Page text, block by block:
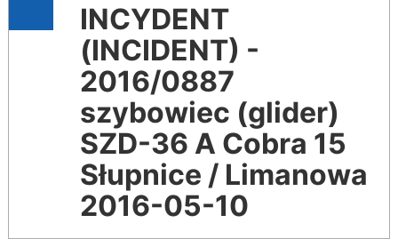
INCYDENT
(INCIDENT) -
2016/0887
szybowiec (glider)
SZD-36 A Cobra 15
Słupnice / Limanowa
2016-05-10